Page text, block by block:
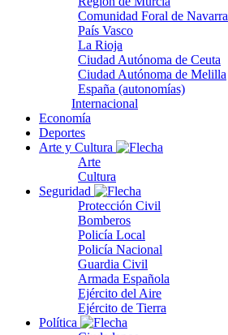
Comunidad Foral de Navarra
País Vasco
La Rioja
Ciudad Autónoma de Ceuta
Ciudad Autónoma de Melilla
España (autonomías)
Internacional
Economía
Deportes
Arte y Cultura
Arte
Cultura
Seguridad
Protección Civil
Bomberos
Policía Local
Policía Nacional
Guardia Civil
Armada Española
Ejército del Aire
Ejército de Tierra
Política